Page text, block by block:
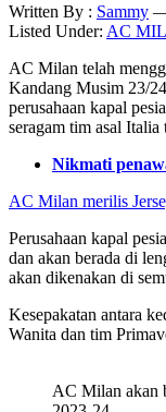
Written By : Sammy —
Listed Under: AC
AC Milan telah
Kandang Musim 23/
perusahaan kapal
seragam tim asal Italia
Nikmati
AC Milan merilis
Perusahaan kapal
dan akan berada di
akan dikenakan di
Kesepakatan antara
Wanita dan tim
AC Milan akan